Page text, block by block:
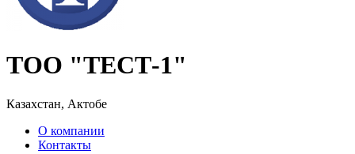
ТОО "ТЕСТ-1"
Казахстан, Актобе
О компании
Контакты